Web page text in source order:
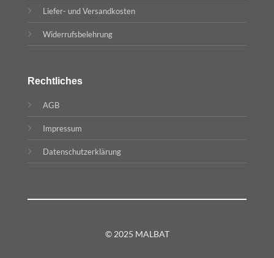
Liefer- und Versandkosten
Widerrufsbelehrung
Rechtliches
AGB
Impressum
Datenschutzerklärung
© 2025 MALBAT